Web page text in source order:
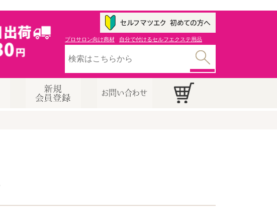
プロサロン向け商材 自分で付けるセルフエクステ用品